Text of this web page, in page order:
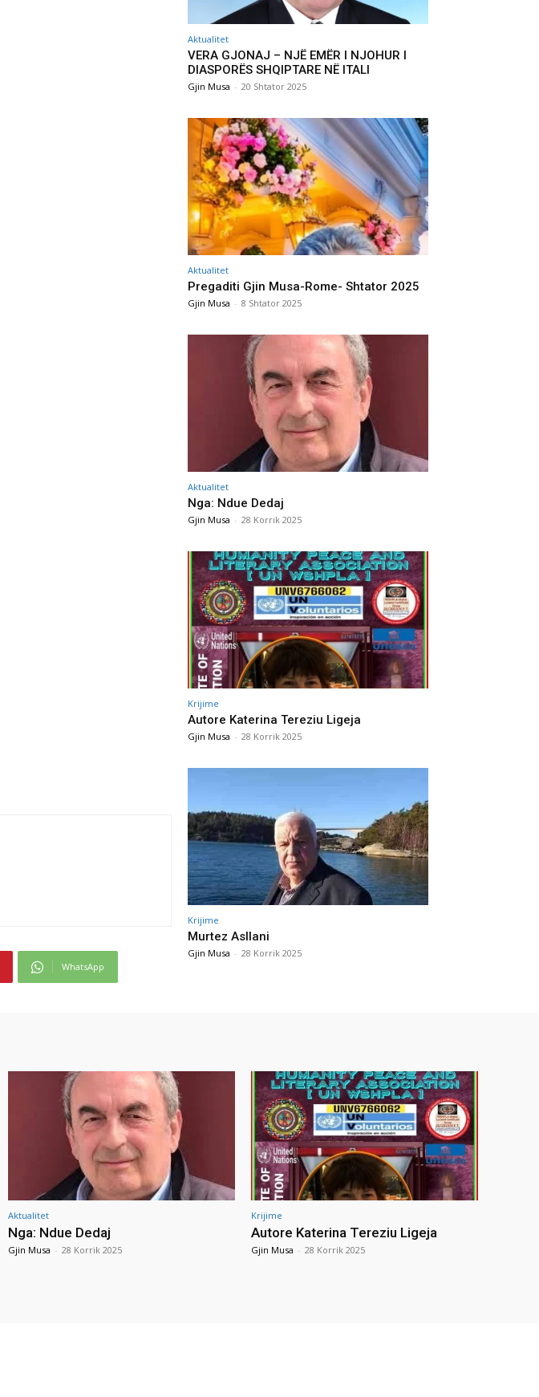
WhatsApp
Aktualitet
VERA GJONAJ – NJË EMËR I NJOHUR I
DIASPORËS SHQIPTARE NË ITALI
Gjin Musa - 20 Shtator 2025
Aktualitet
Pregaditi Gjin Musa-Rome- Shtator 2025
Gjin Musa - 8 Shtator 2025
Aktualitet
Nga: Ndue Dedaj
Gjin Musa - 28 Korrik 2025
Krijime
Autore Katerina Tereziu Ligeja
Gjin Musa - 28 Korrik 2025
Krijime
Murtez Asllani
Gjin Musa - 28 Korrik 2025
Aktualitet
Nga: Ndue Dedaj
Gjin Musa - 28 Korrik 2025
Krijime
Autore Katerina Tereziu Ligeja
Gjin Musa - 28 Korrik 2025